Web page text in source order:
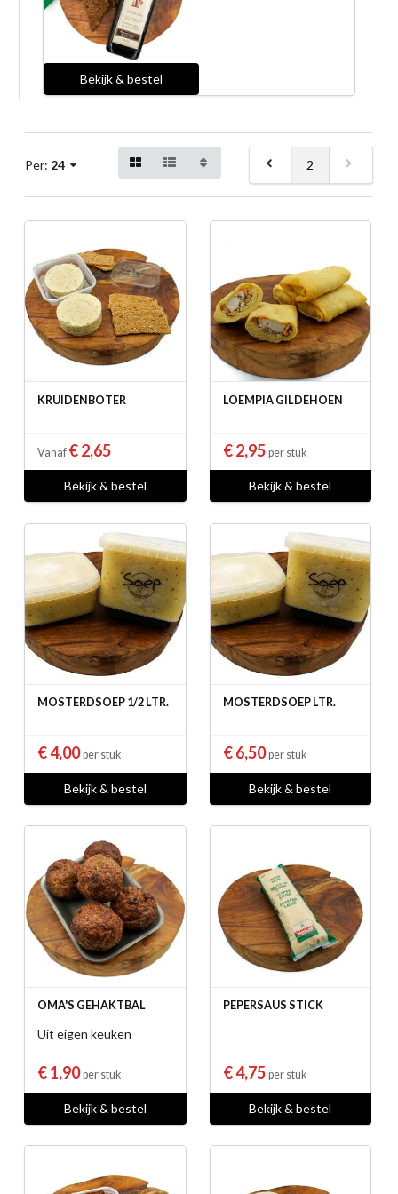
Bekijk & bestel
Per: 24 2
KRUIDENBOTER
Vanaf € 2,65
Bekijk & bestel
LOEMPIA GILDEHOEN
€ 2,95 per stuk
Bekijk & bestel
MOSTERDSOEP 1/2 LTR.
€ 4,00per stuk
Bekijk & bestel
MOSTERDSOEP LTR.
€ 6,50per stuk
Bekijk & bestel
OMA'S GEHAKTBAL
Uit eigen keuken
€ 1,90per stuk
Bekijk & bestel
PEPERSAUS STICK
€ 4,75 per stuk
Bekijk & bestel